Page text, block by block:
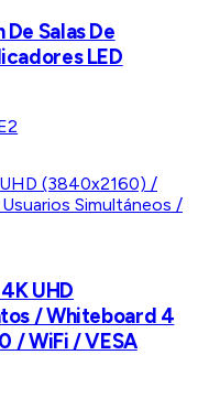
Salas De
LED
UHD
/ Whiteboard 4
/ WiFi / VESA